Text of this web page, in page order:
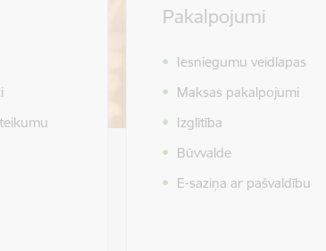
Pakalpojumi
Iesniegumu veidlapas
Maksas pakalpojumi
Izglītība
Būvvalde
E-saziņa ar pašvaldību